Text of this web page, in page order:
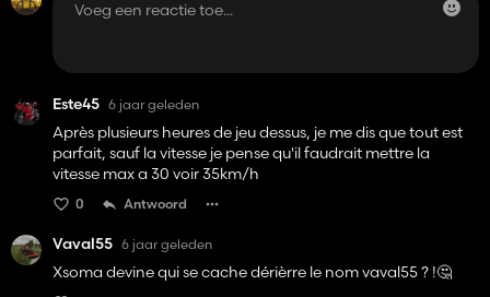
Este45 6 jaar geleden
Après plusieurs heures de jeu dessus, je me dis que tout est
parfait, sauf la vitesse je pense qu'il faudrait mettre la
vitesse max a 30 voir 35km/h
0 Antwoord
Vaval55 6 jaar geleden
Xsoma devine qui se cache dérièrre le nom vaval55 ? !🤔